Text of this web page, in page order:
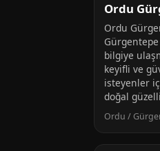
Ordu
Ordu
bilgiye
keyifli ve
isteyenler
doğal
Ordu /